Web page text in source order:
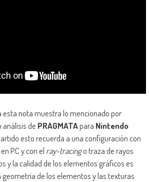
esta nota muestra lo mencionado por
análisis de PRAGMATApara Nintendo
esto recuerda a una configuración con
PC y con el ray-tracingo traza de rayos
y la calidad de los elementos gráficos es
de los elementos y las texturas